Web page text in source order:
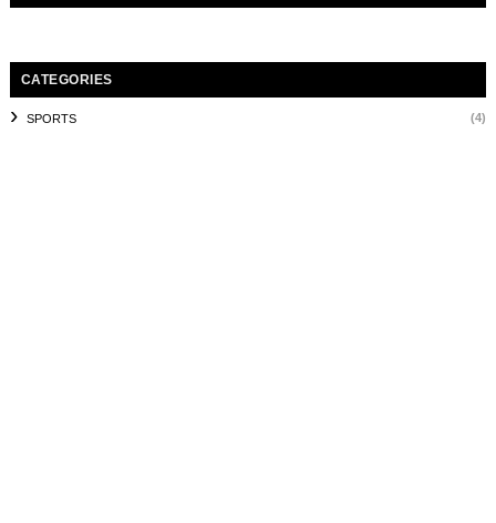
CATEGORIES
SPORTS (4)